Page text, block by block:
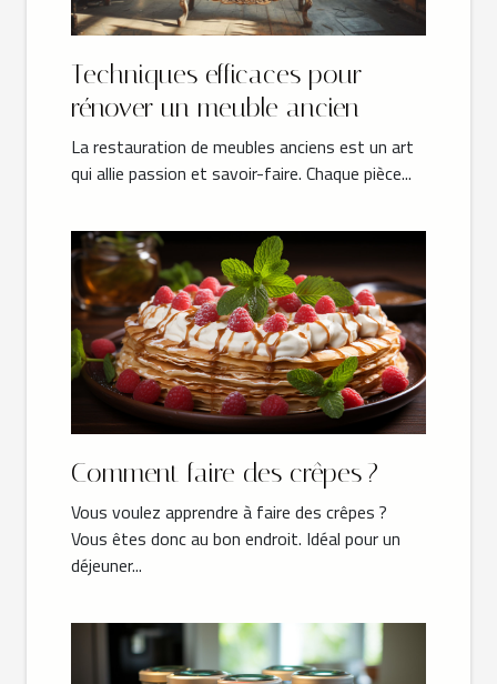
Techniques efficaces pour
rénover un meuble ancien
La restauration de meubles anciens est un art
qui allie passion et savoir-faire. Chaque pièce...
Comment faire des crêpes ?
Vous voulez apprendre à faire des crêpes ?
Vous êtes donc au bon endroit. Idéal pour un
déjeuner...